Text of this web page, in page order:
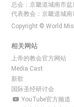
체
보
기
总会：京畿道城南市盆
代表教会：京畿道城南
Copyright © World
相关网站
上帝的教会官方网站
Media Cast
新歌
国际圣经研讨会
YouTube官方频道